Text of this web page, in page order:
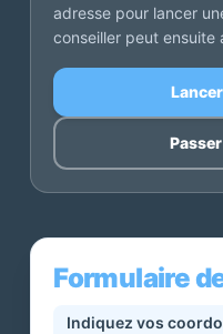
adresse pour lancer
conseiller peut ensuite
Formulaire
Indiquez vos